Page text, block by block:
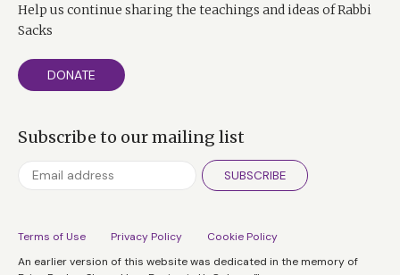
Help us continue sharing the teachings and ideas of Rabbi
Sacks
DONATE
Subscribe to our mailing list
SUBSCRIBE
Terms of Use Privacy Policy
Cookie Policy
An earlier version of this website was dedicated in the memory of